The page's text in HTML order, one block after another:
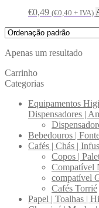
€0,49 (€0,40 + IVA)
Apenas um resultado
Carrinho
Categorias
Equipamentos
Dispensadores |
Bebedouros |
Cafés | Chás |
Copos |
Compatível
compatível
Cafés Torrié
Papel | Toalhas |